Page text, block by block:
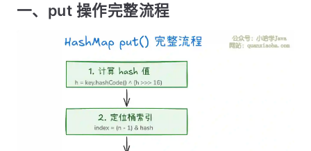
一、put 操作完整流程